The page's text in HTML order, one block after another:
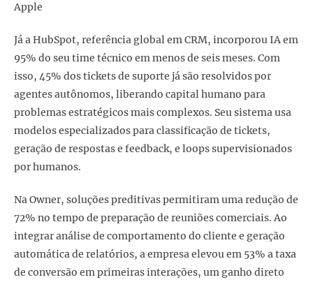
Apple
Já a HubSpot, referência global em CRM, incorporou IA em
95% do seu time técnico em menos de seis meses. Com
isso, 45% dos tickets de suporte já são resolvidos por
agentes autônomos, liberando capital humano para
problemas estratégicos mais complexos. Seu sistema usa
modelos especializados para classificação de tickets,
geração de respostas e feedback, e loops supervisionados
por humanos.
Na Owner, soluções preditivas permitiram uma redução de
72% no tempo de preparação de reuniões comerciais. Ao
integrar análise de comportamento do cliente e geração
automática de relatórios, a empresa elevou em 53% a taxa
de conversão em primeiras interações, um ganho direto